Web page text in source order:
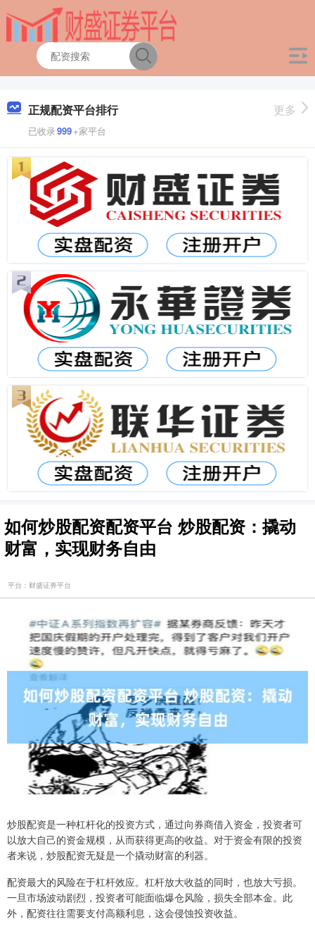
正规配资平台排行
已收录999+家平台
更多
如何炒股配资配资平台 炒股配资：撬动
财富，实现财务自由
平台：财盛证券平台
炒股配资是一种杠杆化的投资方式，通过向券商借入资金，投资者可
以放大自己的资金规模，从而获得更高的收益。对于资金有限的投资
者来说，炒股配资无疑是一个撬动财富的利器。
配资最大的风险在于杠杆效应。杠杆放大收益的同时，也放大亏损。
一旦市场波动剧烈，投资者可能面临爆仓风险，损失全部本金。此
外，配资往往需要支付高额利息，这会侵蚀投资收益。